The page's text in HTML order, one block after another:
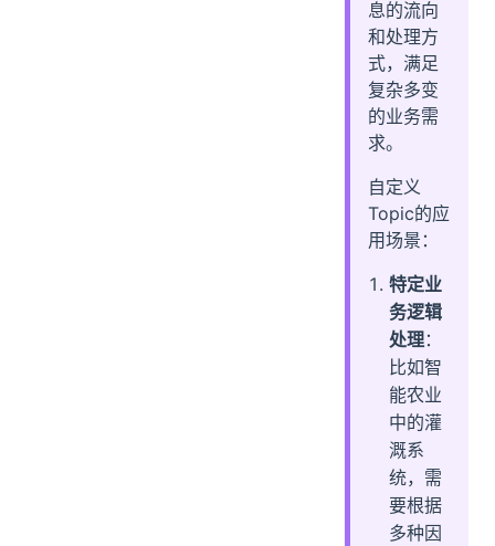
息的流向
和处理方
式，满足
复杂多变
的业务需
求。
自定义
Topic的应
用场景：
特定业
务逻辑
处理：
比如智
能农业
中的灌
溉系
统，需
要根据
多种因